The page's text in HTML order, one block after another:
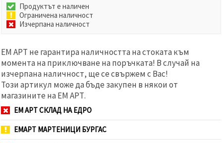
Продуктът е наличен
Ограничена наличност
Изчерпана наличност
ЕМ АРТ не гарантира наличността на стоката към
момента на приключване на поръчката! В случай на
изчерпана наличност, ще се свържем с Вас!
Този артикул може да бъде закупен в някои от
магазините на ЕМ АРТ.
ЕМ АРТ СКЛАД НА ЕДРО
ЕМАРТ МАРТЕНИЦИ БУРГАС